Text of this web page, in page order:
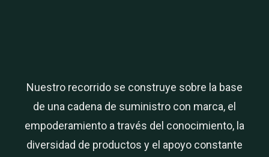
Nuestro recorrido se construye sobre la base
de una cadena de suministro con marca, el
empoderamiento a través del conocimiento, la
diversidad de productos y el apoyo constante